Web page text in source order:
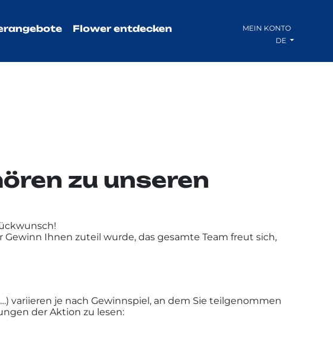
Flower entdecken
MEIN KONTO
DE
zu unseren
Ihnen zuteil wurde, das gesamte Team freut sich,
variieren je nach Gewinnspiel, an dem Sie teilgenommen
der Aktion zu lesen: